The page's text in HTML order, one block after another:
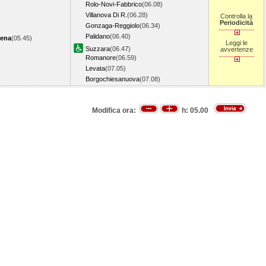
(05.45)
Rolo-Novi-Fabbrico(06.08)
Villanova Di R. (06.28)
Gonzaga-Reggiolo(06.34)
Palidano(06.40)
Suzzara(06.47)
Romanore(06.59)
Levata(07.05)
Borgochiesanuova(07.08)
Controlla la
Periodicità
Leggi le
avvertenze
Modifica ora: h: 05.00